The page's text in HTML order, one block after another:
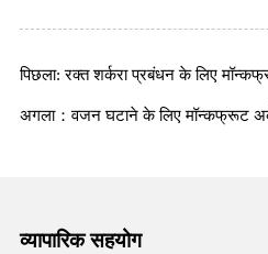
व्यापारिक सहयोग